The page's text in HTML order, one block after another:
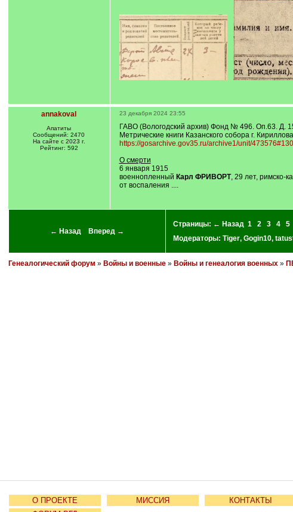
annakoval
Апатиты
Сообщений: 2470
На сайте с 2023 г.
Рейтинг: 592
23 декабря 2024 23:55
ГАВО (Вологодский архив) Фонд № 496. Оп.63. Д.
Метрические книги Казанского собора г.
https://gosarchive.gov35.ru/archive1/unit/473576#130
О смерти
6 января 1915
военнопленный Карл ФРИВОРТ, 29 лет, римско-
от воспаления ....
← Назад Вперед →
Страницы: ← Назад 1 2 3 4 5
Модераторы: Tiger, Gogin10,
Генеалогический форум » Войны и военные» Войны и генеалогия военных»
О ПРОЕКТЕ МИССИЯ КОНТАКТЫ